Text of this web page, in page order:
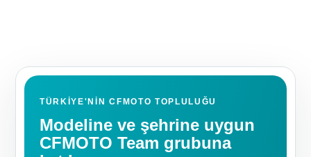
TÜRKIYE'NIN CFMOTO TOPLULUĞU
Modeline ve şehrine uygun
CFMOTO Team grubuna